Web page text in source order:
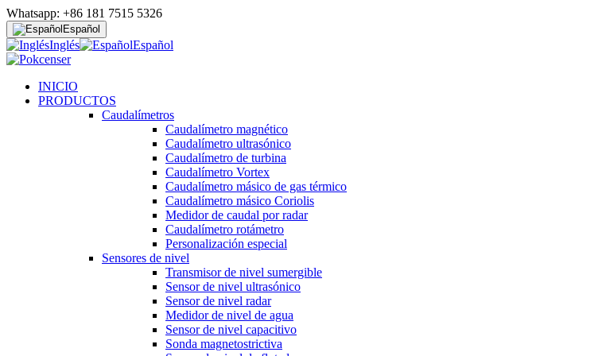
Whatsapp: +86 181 7515 5326
Español
Inglés Español
INICIO
PRODUCTOS
Caudalímetros
Caudalímetro magnético
Caudalímetro ultrasónico
Caudalímetro de turbina
Caudalímetro Vortex
Caudalímetro másico de gas térmico
Caudalímetro másico Coriolis
Medidor de caudal por radar
Caudalímetro rotámetro
Personalización especial
Sensores de nivel
Transmisor de nivel sumergible
Sensor de nivel ultrasónico
Sensor de nivel radar
Medidor de nivel de agua
Sensor de nivel capacitivo
Sonda magnetostrictiva